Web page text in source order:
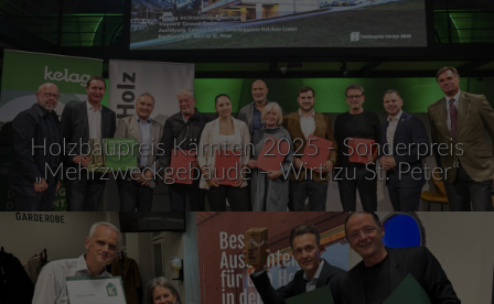
Holzbaupreis Kärnten 2025 - Sonderpreis
„Mehrzweckgebäude – Wirt zu St. Peter“